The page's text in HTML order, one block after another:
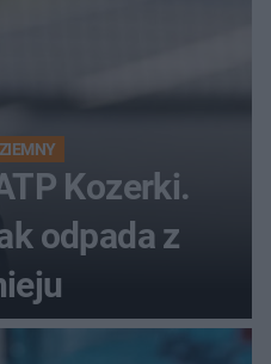
Kozerki.
odpada z